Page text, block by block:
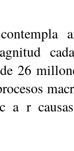
contempla
26
a r